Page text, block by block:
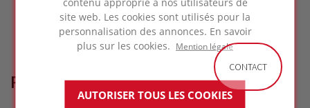
site web. Les cookies sont utilisés pour la
personnalisation des annonces. En savoir
plus sur les cookies.
Mention légale
AUTORISER TOUS LES COOKIES
RÉFÉRENCES LIÉES
CONTACT